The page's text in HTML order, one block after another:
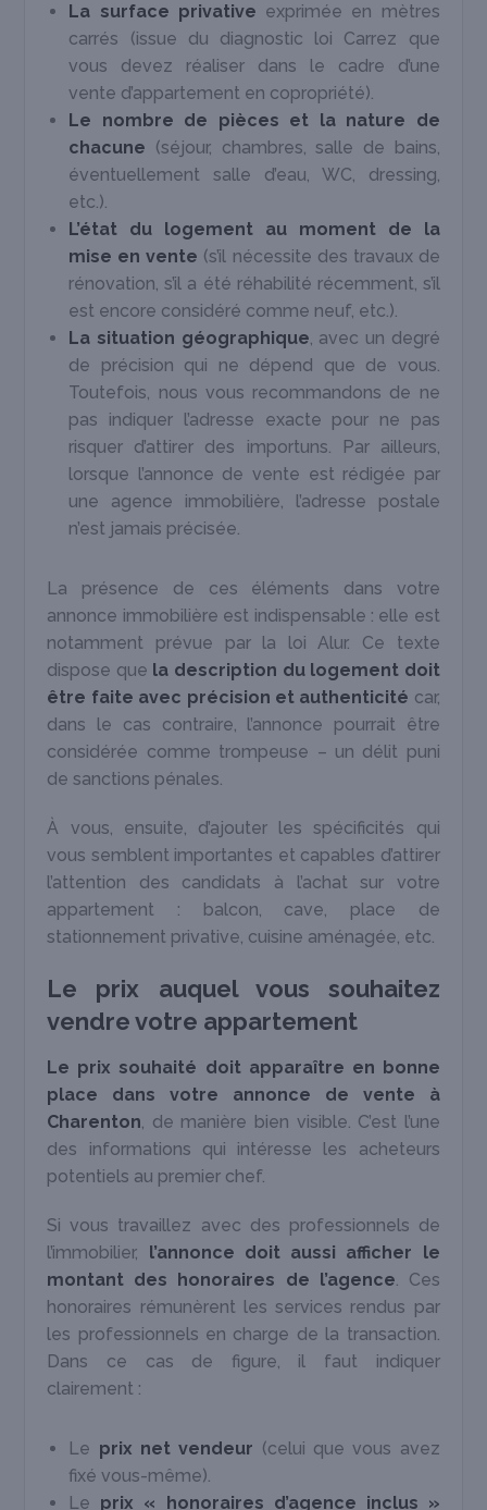
La surface privative exprimée en mètres
carrés (issue du diagnostic loi Carrez que
vous devez réaliser dans le cadre d’une
vente d’appartement en copropriété).
Le nombre de pièces et la nature de
chacune (séjour, chambres, salle de bains,
éventuellement salle d’eau, WC, dressing,
etc.).
L’état du logement au moment de la
mise en vente (s’il nécessite des travaux de
rénovation, s’il a été réhabilité récemment, s’il
est encore considéré comme neuf, etc.).
La situation géographique, avec un degré
de précision qui ne dépend que de vous.
Toutefois, nous vous recommandons de ne
pas indiquer l’adresse exacte pour ne pas
risquer d’attirer des importuns. Par ailleurs,
lorsque l’annonce de vente est rédigée par
une agence immobilière, l’adresse postale
n’est jamais précisée.
La présence de ces éléments dans votre
annonce immobilière est indispensable : elle est
notamment prévue par la loi Alur. Ce texte
dispose que la description du logement doit
être faite avec précision et authenticité car,
dans le cas contraire, l’annonce pourrait être
considérée comme trompeuse – un délit puni
de sanctions pénales.
À vous, ensuite, d’ajouter les spécificités qui
vous semblent importantes et capables d’attirer
l’attention des candidats à l’achat sur votre
appartement : balcon, cave, place de
stationnement privative, cuisine aménagée, etc.
Le prix auquel vous souhaitez
vendre votre appartement
Le prix souhaité doit apparaître en bonne
place dans votre annonce de vente à
Charenton, de manière bien visible. C’est l’une
des informations qui intéresse les acheteurs
potentiels au premier chef.
Si vous travaillez avec des professionnels de
l’immobilier, l’annonce doit aussi afficher le
montant des honoraires de l’agence. Ces
honoraires rémunèrent les services rendus par
les professionnels en charge de la transaction.
Dans ce cas de figure, il faut indiquer
clairement :
Le prix net vendeur (celui que vous avez
fixé vous-même).
Le prix « honoraires d’agence inclus »